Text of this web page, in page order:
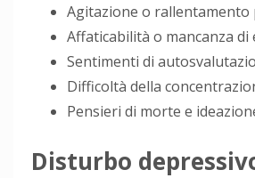
Agitazione o
Affaticabilità o mancanza di
Sentimenti di
Difficoltà della
Pensieri di morte e
Disturbo